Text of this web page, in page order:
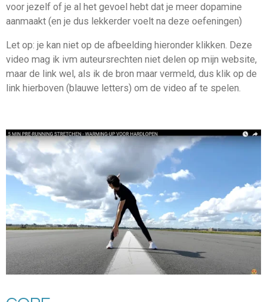
voor jezelf of je al het gevoel hebt dat je meer dopamine
aanmaakt (en je dus lekkerder voelt na deze oefeningen)
Let op: je kan niet op de afbeelding hieronder klikken. Deze
video mag ik ivm auteursrechten niet delen op mijn website,
maar de link wel, als ik de bron maar vermeld, dus klik op de
link hierboven (blauwe letters) om de video af te spelen.